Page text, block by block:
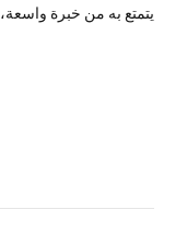
يتمتع به من خبرة